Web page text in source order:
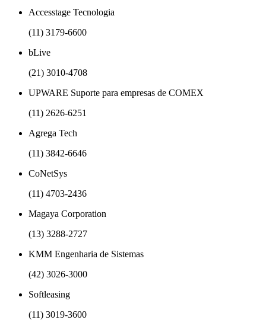
Accesstage Tecnologia
(11) 3179-6600
bLive
(21) 3010-4708
UPWARE Suporte para empresas de COMEX
(11) 2626-6251
Agrega Tech
(11) 3842-6646
CoNetSys
(11) 4703-2436
Magaya Corporation
(13) 3288-2727
KMM Engenharia de Sistemas
(42) 3026-3000
Softleasing
(11) 3019-3600